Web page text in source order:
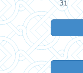
31